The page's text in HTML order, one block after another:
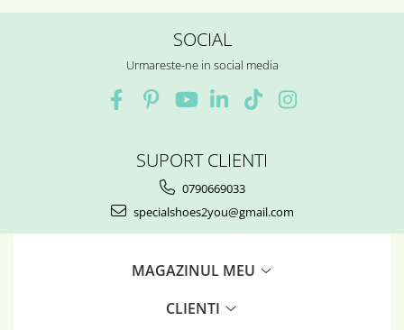
SOCIAL
Urmareste-ne in social media
SUPORT CLIENTI
0790669033
specialshoes2you@gmail.com
MAGAZINUL MEU
CLIENTI